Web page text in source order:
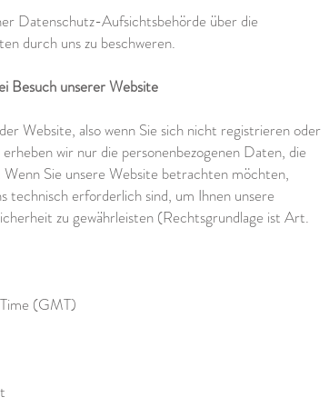
Datenschutz-Aufsichtsbehörde über die
durch uns zu beschweren.
Besuch unserer Website
Website, also wenn Sie sich nicht registrieren oder
wir nur die personenbezogenen Daten, die
Sie unsere Website betrachten möchten,
technisch erforderlich sind, um Ihnen unsere
zu gewährleisten (Rechtsgrundlage ist Art.
(GMT)